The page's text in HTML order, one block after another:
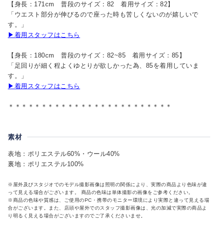
【身長：171cm 普段のサイズ：82 着用サイズ：82】
「ウエスト部分が伸びるので座った時も苦しくないのが嬉しいで
す。」
▶着用スタッフはこちら
【身長：180cm 普段のサイズ：82~85 着用サイズ：85】
「足回りが細く程よくゆとりが欲しかった為、85を着用していま
す。」
▶着用スタッフはこちら
＊＊＊＊＊＊＊＊＊＊＊＊＊＊＊＊＊＊＊＊＊＊＊＊＊
素材
表地：ポリエステル60%・ウール40%
裏地：ポリエステル100%
※屋外及びスタジオでのモデル撮影画像は照明の関係により、実際の商品より色味が違
って見える場合がございます。 商品の色味は単体撮影の画像をご参考ください。
※商品の色味や質感は、ご使用のPC・携帯のモニター環境により実際と違って見える場
合がございます。また、店頭や屋外でのスタッフ撮影画像は、光の加減で実際の商品よ
り明るく見える場合がございますのでご了承くださいませ。